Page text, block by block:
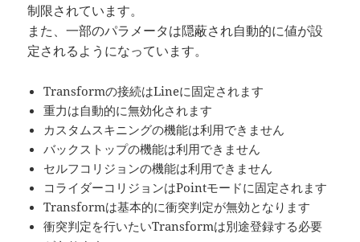
制限されています。
また、一部のパラメータは隠蔽され自動的に値が設
定されるようになっています。
Transformの接続はLineに固定されます
重力は自動的に無効化されます
カスタムスキニングの機能は利用できません
バックストップの機能は利用できません
セルフコリジョンの機能は利用できません
コライダーコリジョンはPointモードに固定されます
Transformは基本的に衝突判定が無効となります
衝突判定を行いたいTransformは別途登録する必要